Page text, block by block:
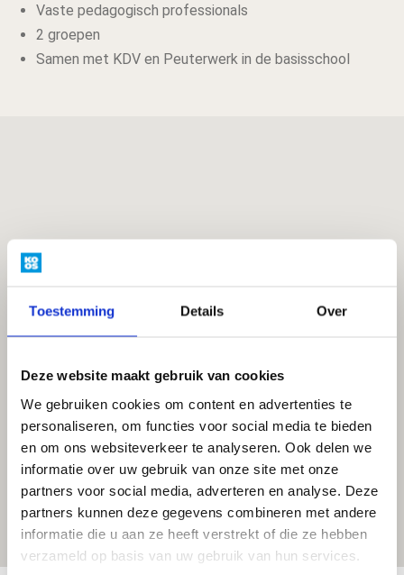
Toestemming Details Over
Deze website maakt gebruik van cookies
We gebruiken cookies om content en advertenties te
personaliseren, om functies voor social media te bieden
en om ons websiteverkeer te analyseren. Ook delen we
informatie over uw gebruik van onze site met onze
partners voor social media, adverteren en analyse. Deze
partners kunnen deze gegevens combineren met andere
informatie die u aan ze heeft verstrekt of die ze hebben
verzameld op basis van uw gebruik van hun services.
Vaste pedagogisch professionals
2 groepen
Samen met KDV en Peuterwerk in de basisschool